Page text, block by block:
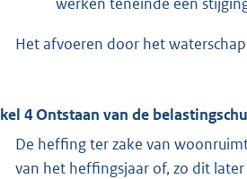
Het afvoeren door het
4 Ontstaan van de
De heffing ter zake van
van het heffingsjaar of, zo dit